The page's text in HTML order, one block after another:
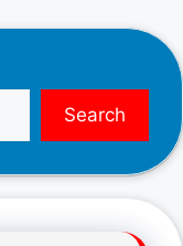
Search